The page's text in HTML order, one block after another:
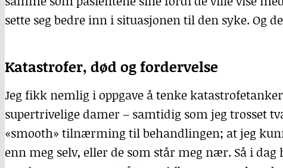
sette seg bedre inn i situasjonen til den syke. Og
Katastrofer, død og fordervelse
Jeg fikk nemlig i oppgave å tenke
supertrivelige damer – samtidig som jeg trosset
«smooth» tilnærming til behandlingen; at jeg
enn meg selv, eller de som står meg nær. Så i